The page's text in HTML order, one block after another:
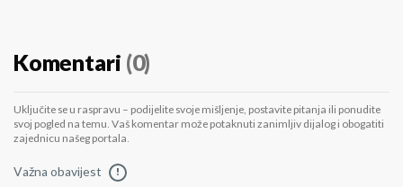
Komentari (0)
Uključite se u raspravu – podijelite svoje mišljenje, postavite pitanja ili ponudite
svoj pogled na temu. Vaš komentar može potaknuti zanimljiv dijalog i obogatiti
zajednicu našeg portala.
Važna obavijest !